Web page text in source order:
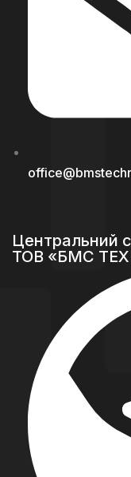
Центральний
ТОВ «БМС